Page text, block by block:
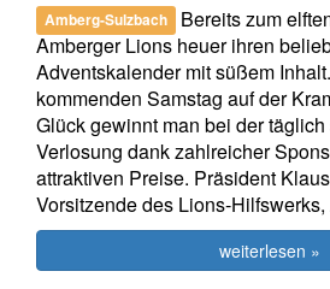
Amberg-Sulzbach
Bereits zum
Amberger Lions heuer ihren
Adventskalender mit süßem
kommenden Samstag auf der
Glück gewinnt man bei der
Verlosung dank zahlreicher
attraktiven Preise. Präsident
Vorsitzende des Lions-
weiterlesen »